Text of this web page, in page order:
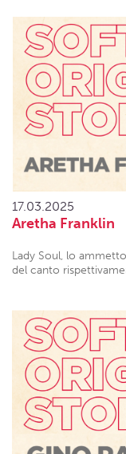
17.03.2025
Aretha Franklin
Lady Soul, lo
del canto